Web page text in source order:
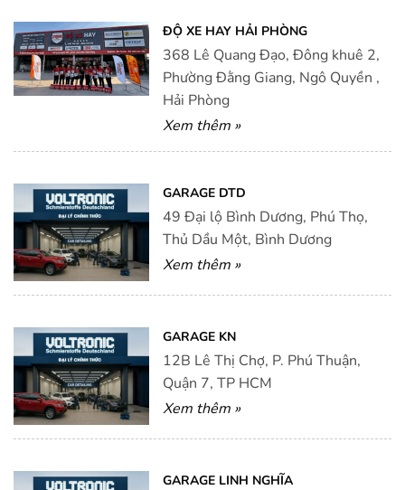
ĐỘ XE HAY HẢI PHÒNG
368 Lê Quang Đạo, Đông khuê 2,
Phường Đằng Giang, Ngô Quyền ,
Hải Phòng
Xem thêm »
GARAGE DTD
49 Đại lộ Bình Dương, Phú Thọ,
Thủ Dầu Một, Bình Dương
Xem thêm »
GARAGE KN
12B Lê Thị Chợ, P. Phú Thuận,
Quận 7, TP HCM
Xem thêm »
GARAGE LINH NGHĨA